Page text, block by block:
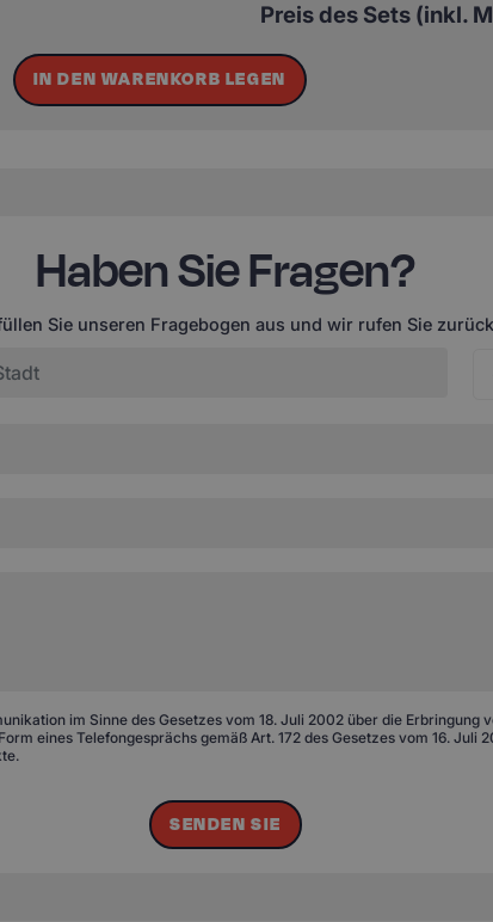
Preis des Sets (inkl.
IN DEN WARENKORB LEGEN
Haben Sie Fragen?
Sie unseren Fragebogen aus und wir rufen Sie
im Sinne des Gesetzes vom 18. Juli 2002 über die Erbringung
eines Telefongesprächs gemäß Art. 172 des Gesetzes vom 16. Juli
SENDEN SIE